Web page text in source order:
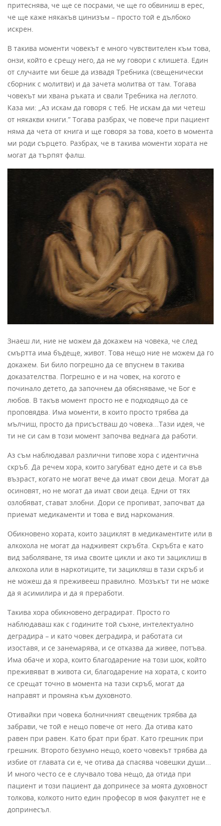
притеснява, че ще се посрами, че ще го обвиниш в ерес,
че ще каже някакъв цинизъм – просто той е дълбоко
искрен.
В такива моменти човекът е много чувствителен към това,
онзи, който е срещу него, да не му говори с клишета. Един
от случаите ми беше да извадя Требника (свещенически
сборник с молитви) и да зачета молитва от там. Тогава
човекът ми хвана ръката и свали Требника на леглото.
Каза ми: „Аз искам да говоря с теб. Не искам да ми четеш
от някакви книги.” Тогава разбрах, че повече при пациент
няма да чета от книга и ще говоря за това, което в момента
ми роди сърцето. Разбрах, че в такива моменти хората не
могат да търпят фалш.
Знаеш ли, ние не можем да докажем на човека, че след
смъртта има бъдеще, живот. Това нещо ние не можем да го
докажем. Би било погрешно да се впуснем в такива
доказателства. Погрешно е и на човек, на когото е
починало детето, да започнем да обясняваме, че Бог е
любов. В такъв момент просто не е подходящо да се
проповядва. Има моменти, в които просто трябва да
мълчиш, просто да присъстваш до човека...Тази идея, че
ти не си сам в този момент започва веднага да работи.
Аз съм наблюдавал различни типове хора с идентична
скръб. Да речем хора, които загубват едно дете и са във
възраст, когато не могат вече да имат свои деца. Могат да
осиновят, но не могат да имат свои деца. Едни от тях
озлобяват, стават злобни. Дори се пропиват, започват да
приемат медикаменти и това е вид наркомания.
Обикновено хората, които зациклят в медикаментите или в
алкохола не могат да надживеят скръбта. Скръбта е като
вид заболяване, тя има своите цикли и ако ти зациклиш в
алкохола или в наркотиците, ти зацикляш в тази скръб и
не можеш да я преживееш правилно. Мозъкът ти не може
да я асимилира и да я преработи.
Такива хора обикновено деградират. Просто го
наблюдаваш как с годините той съхне, интелектуално
деградира – и като човек деградира, и работата си
изоставя, и се занемарява, и се отказва да живее, потъва.
Има обаче и хора, които благодарение на този шок, който
преживяват в живота си, благодарение на хората, с които
се срещат точно в момента на тази скръб, могат да
направят и промяна към духовното.
Отивайки при човека болничният свещеник трябва да
забрави, че той е нещо повече от него. Да отива като
равен при равен. Като брат при брат. Като грешник при
грешник. Второто безумно нещо, което човекът трябва да
избие от главата си е, че отива да спасява човешки души...
И много често се е случвало това нещо, да отида при
пациент и този пациент да допринесе за моята духовност
толкова, колкото нито един професор в моя факултет не е
допринесъл.